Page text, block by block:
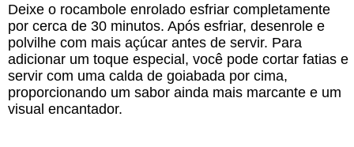
Deixe o rocambole enrolado esfriar completamente
por cerca de 30 minutos. Após esfriar, desenrole e
polvilhe com mais açúcar antes de servir. Para
adicionar um toque especial, você pode cortar fatias e
servir com uma calda de goiabada por cima,
proporcionando um sabor ainda mais marcante e um
visual encantador.